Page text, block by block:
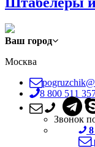
Ваш город
Москва
8 800 511
Звонок